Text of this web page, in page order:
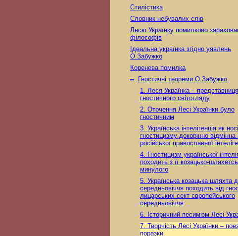
Стилістика
Словник небувалих слів
Лесю Українку помилково
філософів
Ідеальна українка згідно уявлень
О.Забужко
Коренева помилка
–
Гностичні теореми О.Забужко
1. Леся Українка – представниця
гностичного світогляду
2. Оточення Лесі Українки було
гностичним
3. Українська інтелігенція як
гностицизму докорінно відмінна
російської православної
4. Гностицизм української
походить з її козацько-
минулого
5. Українська козацька шляхта
середньовіччя походить від
лицарських сект європейського
середньовіччя
6. Історичний песимізм Лесі
7. Творчість Лесі Українки –
поразки